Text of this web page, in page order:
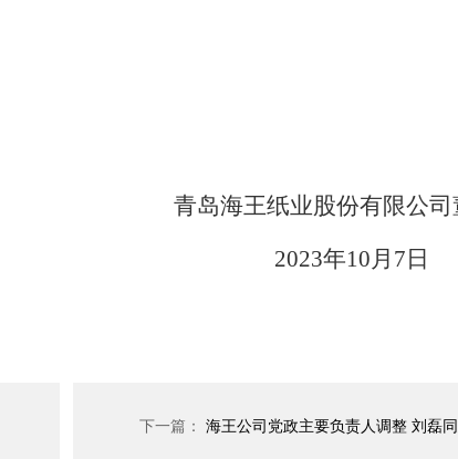
份有限公司董
10月7日
下一篇： 海王公司党政主要负责人调整 刘磊